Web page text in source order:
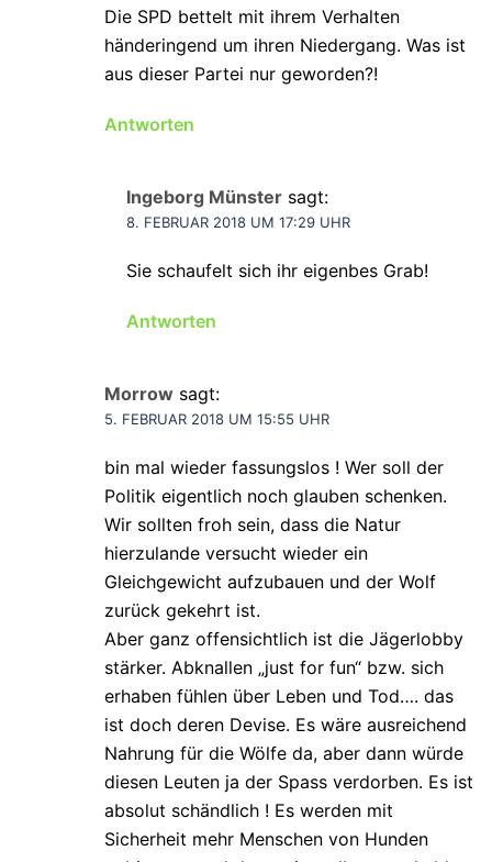
Die SPD bettelt mit ihrem Verhalten
händeringend um ihren Niedergang. Was ist
aus dieser Partei nur geworden?!
Antworten
Ingeborg Münster sagt:
8. FEBRUAR 2018 UM 17:29 UHR
Sie schaufelt sich ihr eigenbes Grab!
Antworten
Morrow sagt:
5. FEBRUAR 2018 UM 15:55 UHR
bin mal wieder fassungslos ! Wer soll der
Politik eigentlich noch glauben schenken.
Wir sollten froh sein, dass die Natur
hierzulande versucht wieder ein
Gleichgewicht aufzubauen und der Wolf
zurück gekehrt ist.
Aber ganz offensichtlich ist die Jägerlobby
stärker. Abknallen „just for fun“ bzw. sich
erhaben fühlen über Leben und Tod…. das
ist doch deren Devise. Es wäre ausreichend
Nahrung für die Wölfe da, aber dann würde
diesen Leuten ja der Spass verdorben. Es ist
absolut schändlich ! Es werden mit
Sicherheit mehr Menschen von Hunden